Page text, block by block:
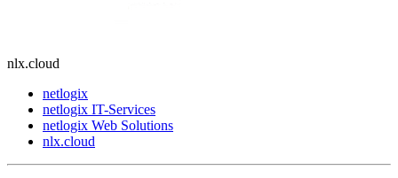
nlx.cloud
netlogix
netlogix IT-Services
netlogix Web Solutions
nlx.cloud